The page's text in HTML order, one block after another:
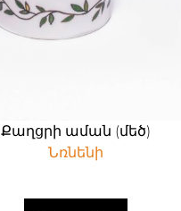
Քաղցրի աման (մեծ)
Նռնենի